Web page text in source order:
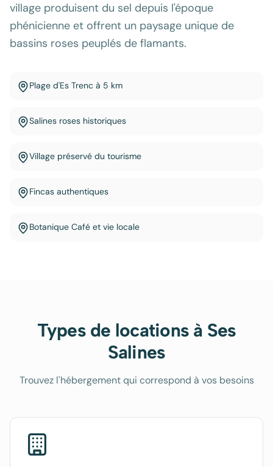
village produisent du sel depuis l'époque
phénicienne et offrent un paysage unique de
bassins roses peuplés de flamants.
Plage d'Es Trenc à 5 km
Salines roses historiques
Village préservé du tourisme
Fincas authentiques
Botanique Café et vie locale
Types de locations à Ses
Salines
Trouvez l'hébergement qui correspond à vos besoins